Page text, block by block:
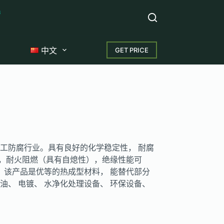
中文 GET PRICE
防腐行业。具有良好的化学稳定性， 耐腐
耐火阻燃（具有自熄性），绝缘性能可
产品是优等的热成型材料， 能替代部分
、 电镀、 水净化处理设备、 环保设备、